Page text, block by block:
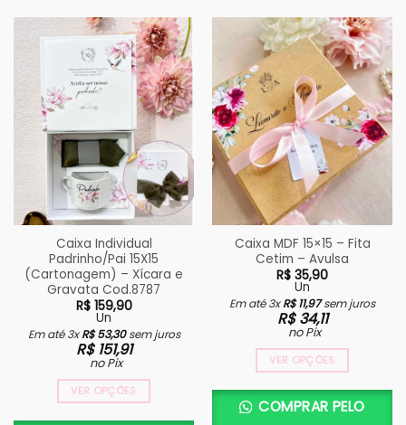
Caixa Individual
Padrinho/Pai 15X15
(Cartonagem) – Xícara e
Gravata Cod.8787
R$159,90
Un
Em até 3xR$53,30sem juros
R$151,91
no Pix
VER OPÇÕES
Caixa MDF 15×15 – Fita
Cetim – Avulsa
R$ 35,90
Un
Em até 3xR$11,97sem juros
R$34,11
no Pix
VER OPÇÕES
COMPRAR PELO